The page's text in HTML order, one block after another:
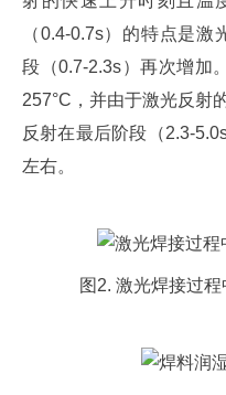
（0.4-0.7s）的特点是
段（0.7-2.3s）再次增加
257°C，并由于激光反射
反射在最后阶段（2.3-
左右。
图2. 激光焊接过程